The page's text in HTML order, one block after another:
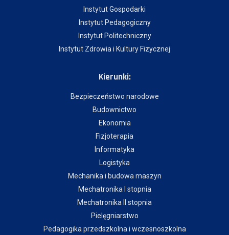
Instytut Gospodarki
Instytut Pedagogiczny
Instytut Politechniczny
Instytut Zdrowia i Kultury Fizycznej
Kierunki:
Bezpieczeństwo narodowe
Budownictwo
Ekonomia
Fizjoterapia
Informatyka
Logistyka
Mechanika i budowa maszyn
Mechatronika I stopnia
Mechatronika II stopnia
Pielęgniarstwo
Pedagogika przedszkolna i wczesnoszkolna